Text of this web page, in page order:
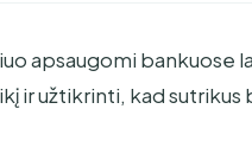
apsaugomi bankuose
ir užtikrinti, kad sutrikus